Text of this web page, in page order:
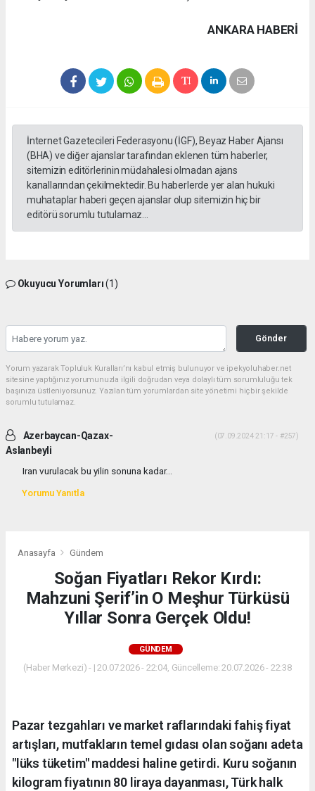
ANKARA HABERİ
İnternet Gazetecileri Federasyonu (İGF), Beyaz Haber Ajansı
(BHA) ve diğer ajanslar tarafından eklenen tüm haberler,
sitemizin editörlerinin müdahalesi olmadan ajans
kanallarından çekilmektedir. Bu haberlerde yer alan hukuki
muhataplar haberi geçen ajanslar olup sitemizin hiç bir
editörü sorumlu tutulamaz...
Okuyucu Yorumları(1)
Gönder
Yorum yazarak Topluluk Kuralları’nı kabul etmiş bulunuyor ve ipekyoluhaber.net
sitesine yaptığınız yorumunuzla ilgili doğrudan veya dolaylı tüm sorumluluğu tek
başınıza üstleniyorsunuz. Yazılan tüm yorumlardan site yönetimi hiçbir şekilde
sorumlu tutulamaz.
Azerbaycan-Qazax-
Aslanbeyli
(07.09.2024 21:17 - #257)
Iran vurulacak bu yilin sonuna kadar...
Yorumu Yanıtla
Anasayfa Gündem
Soğan Fiyatları Rekor Kırdı:
Mahzuni Şerif’in O Meşhur Türküsü
Yıllar Sonra Gerçek Oldu!
GÜNDEM
(Haber Merkezi) - | 20.07.2026 - 22:04, Güncelleme: 20.07.2026 - 22:38
Pazar tezgahları ve market raflarındaki fahiş fiyat
artışları, mutfakların temel gıdası olan soğanı adeta
"lüks tüketim" maddesi haline getirdi. Kuru soğanın
kilogram fiyatının 80 liraya dayanması, Türk halk